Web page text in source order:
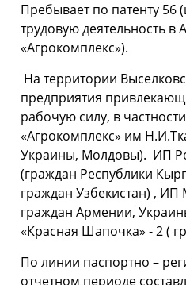
Пребывает по патенту 56
трудовую деятельность в
«Агрокомплекс»).
На территории
предприятия
рабочую силу, в
«Агрокомплекс» им
Украины, Молдовы). ИП
(граждан Республики
граждан Узбекистан) , ИП
граждан Армении,
«Красная Шапочка» - 2 (
По линии паспортно –
отчетном периоде